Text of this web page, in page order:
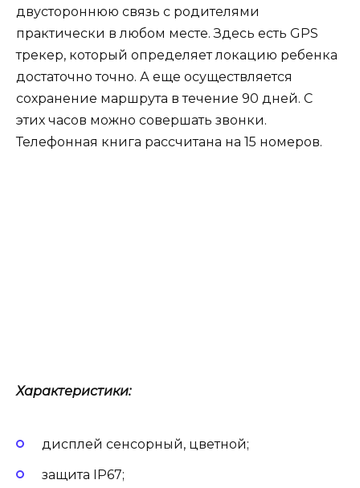
двустороннюю связь с родителями
практически в любом месте. Здесь есть GPS
трекер, который определяет локацию ребенка
достаточно точно. А еще осуществляется
сохранение маршрута в течение 90 дней. С
этих часов можно совершать звонки.
Телефонная книга рассчитана на 15 номеров.
Характеристики:
дисплей сенсорный, цветной;
защита IP67;